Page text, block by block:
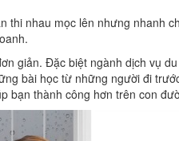
nhau mọc lên nhưng nhanh
giản. Đặc biệt ngành dịch vụ
bài học từ những người đi
bạn thành công hơn trên con